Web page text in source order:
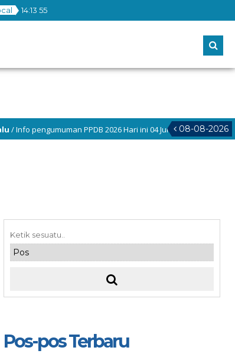
14:13 55
08-08-2026
PPDB 2026 Hari ini 04 Juni 2026 pukul (12.00 WIB)
Pos-pos Terbaru